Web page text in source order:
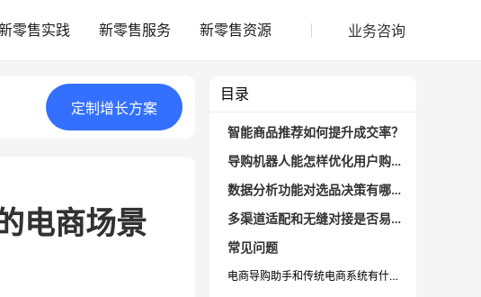
零售实践 新零售服务 新零售资源 业务咨询
定制 增长方案
电商场景
目录
智能商品推荐如何提升成交率？
导购机器人能怎样优化用户购物体验？
数据分析功能对选品决策有哪些帮助？
多渠道适配和无缝对接是否易用？
常见问题
电商导购助手和传统电商系统有什么区别？